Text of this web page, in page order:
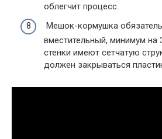
облегчит процесс.
Мешок-кормушка
вместительный, минимум на
стенки имеют сетчатую
должен закрываться